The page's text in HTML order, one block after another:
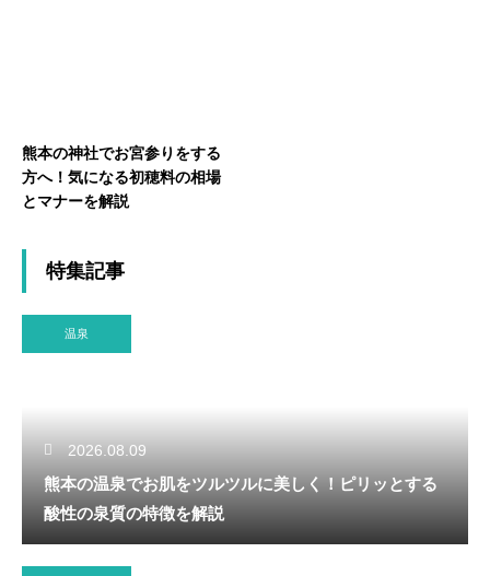
熊本の神社でお宮参りをする
方へ！気になる初穂料の相場
とマナーを解説
特集記事
温泉
2026.08.09
熊本の温泉でお肌をツルツルに美しく！ピリッとする
酸性の泉質の特徴を解説